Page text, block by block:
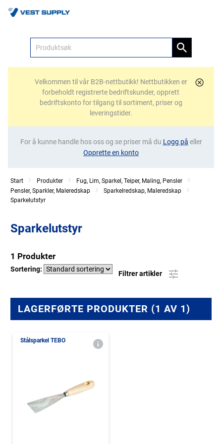
Velkommen til vår B2B-nettbutikk! Nettbutikken er
forbeholdt registrerte bedriftskunder, opprett
bedriftskonto for tilgang til sortiment, priser og
leveringstider.
For å kunne handle hos oss og se priser må du Logg på eller
Opprette en konto
Start Produkter
Fug, Lim, Sparkel, Teiper, Maling, Pensler
Pensler, Sparkler, Maleredskap
Sparkelredskap, Maleredskap
Sparkelutstyr
Sparkelutstyr
1 Produkter
Sortering:
Filtrer artikler
LAGERFØRTE PRODUKTER (1 AV 1)
Stålsparkel TEBO